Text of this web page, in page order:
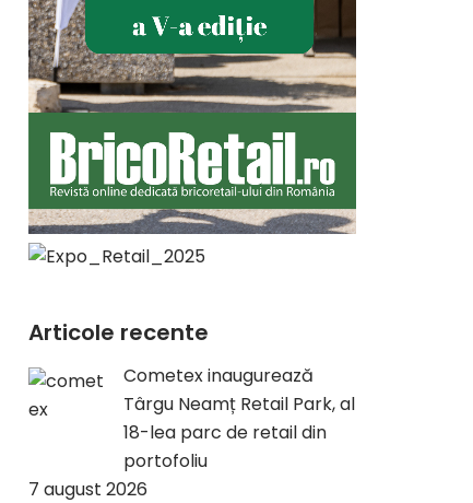
Articole recente
Cometex inaugurează
Târgu Neamț Retail Park, al
18-lea parc de retail din
portofoliu
7 august 2026